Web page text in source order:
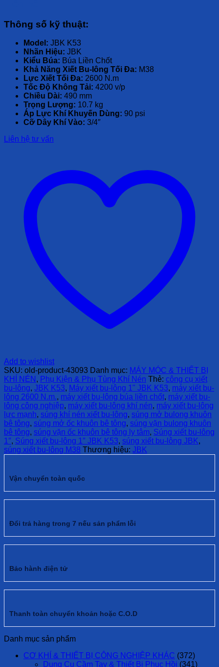
Thông số kỹ thuật:
Model: JBK K53
Nhãn Hiệu: JBK
Kiểu Búa: Búa Liền Chốt
Khả Năng Xiết Bu-lông Tối Đa: M38
Lực Xiết Tối Đa: 2600 N.m
Tốc Độ Không Tải: 4200 v/p
Chiều Dài: 490 mm
Trọng Lượng: 10.7 kg
Áp Lực Khí Khuyến Dùng: 90 psi
Cỡ Dây Khí Vào: 3/4″
Liên hệ tư vấn
Add to wishlist
SKU: old-product-43093 Danh mục: MÁY MÓC & THIẾT BỊ
KHÍ NÉN , Phụ Kiện & Phụ Tùng Khí Nén Thẻ: công cụ xiết
bu-lông, JBK K53, Máy xiết bu-lông 1" JBK K53, máy xiết bu-
lông 2600 N.m., máy xiết bu-lông búa liền chốt, máy xiết bu-
lông công nghiệp, máy xiết bu-lông khí nén, máy xiết bu-lông
lực mạnh, súng khí nén xiết bu-lông, súng mở bulong khuôn
bê tông, súng mở ốc khuôn bê tông, súng vặn bulong khuôn
bê tông, súng vặn ốc khuôn bê tông ly tâm, Súng xiết bu-lông
1″, Súng xiết bu-lông 1″ JBK K53, súng xiết bu-lông JBK,
súng xiết bu-lông M38 Thương hiệu: JBK
Vận chuyển toàn quốc
Đổi trả hàng trong 7 nếu sản phẩm lỗi
Bảo hành điện tử
Thanh toàn chuyển khoản hoặc C.O.D
Danh mục sản phẩm
CƠ KHÍ & THIẾT BỊ CÔNG NGHIỆP KHÁC (372)
Dụng Cụ Cầm Tay & Thiết Bị Phục Hồi (341)